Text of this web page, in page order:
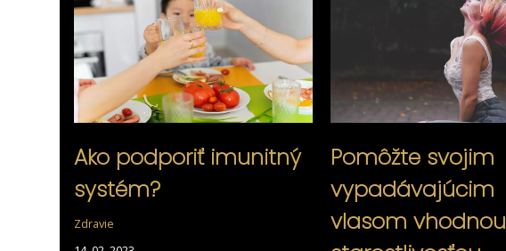
Ako podporiť imunitný
systém?
Zdravie
Pomôžte svojim
vypadávajúcim
vlasom vhodnou